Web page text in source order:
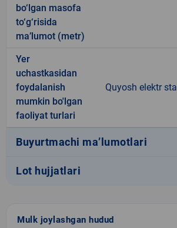
bo‘lgan masofa
to‘g‘risida
ma’lumot (metr)
Yer
uchastkasidan
foydalanish
mumkin bo'lgan
faoliyat turlari
Quyosh elektr
Buyurtmachi ma’lumotlari
Lot hujjatlari
Mulk joylashgan hudud